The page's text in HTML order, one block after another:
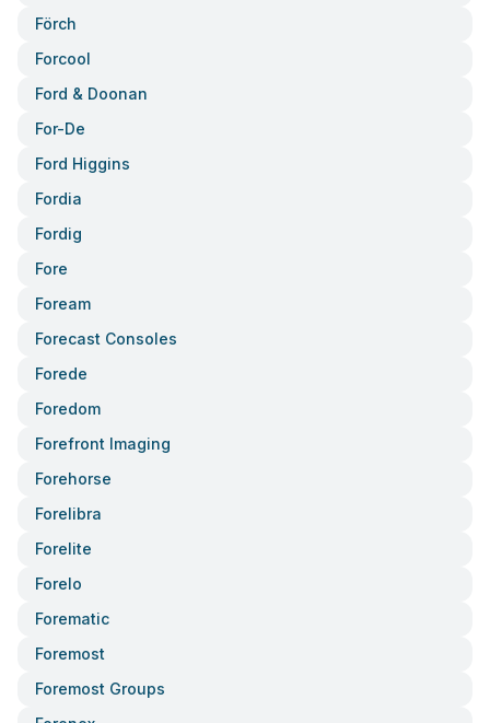
Förch
Forcool
Ford & Doonan
For-De
Ford Higgins
Fordia
Fordig
Fore
Foream
Forecast Consoles
Forede
Foredom
Forefront Imaging
Forehorse
Forelibra
Forelite
Forelo
Forematic
Foremost
Foremost Groups